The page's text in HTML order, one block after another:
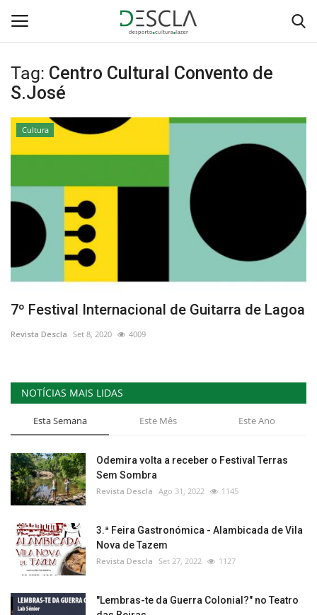
Login Registar
Home
Desporto
Contactos
Sobre Nós
Educação
Estatuto Editorial
Ficha técnica
Cultura
Lazer
Ambiente
Tag: Centro Cultural Convento de
S.José
Cultura
7º Festival Internacional de Guitarra de Lagoa
Revista Descla Set 8, 2020 4009
NOTÍCIAS MAIS LIDAS
Esta Semana Este Mês Este Ano
Odemira volta a receber o Festival Terras
Sem Sombra
Revista Descla Ago 31, 2022 1145
3.ª Feira Gastronómica - Alambicada de Vila
Nova de Tazem
Revista Descla Set 27, 2022 1127
"Lembras-te da Guerra Colonial?" no Teatro